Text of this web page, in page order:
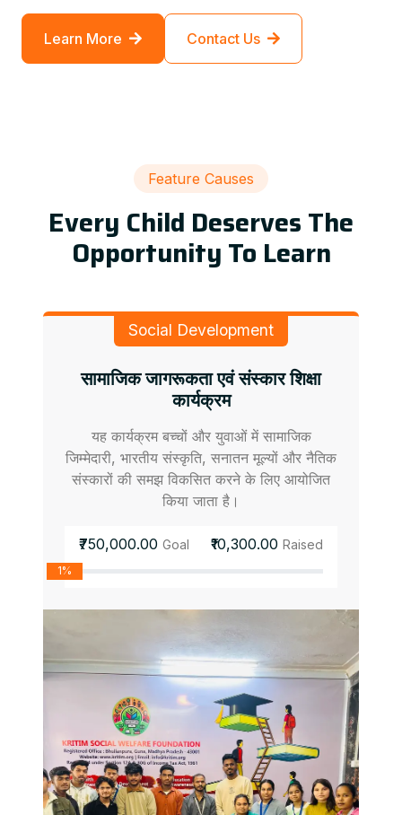
Learn More Contact Us
Feature Causes
Every Child Deserves The
Opportunity To Learn
Social Development
सामाजिक जागरूकता एवं संस्कार शिक्षा
कार्यक्रम
यह कार्यक्रम बच्चों और युवाओं में सामाजिक
जिम्मेदारी, भारतीय संस्कृति, सनातन मूल्यों और नैतिक
संस्कारों की समझ विकसित करने के लिए आयोजित
किया जाता है।
₹750,000.00 Goal ₹10,300.00 Raised
1%